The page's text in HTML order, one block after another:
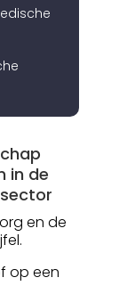
in de
en de
op een